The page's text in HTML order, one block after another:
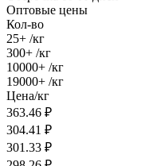
Оптовые цены
Кол-во
25+ /кг
300+ /кг
10000+ /кг
19000+ /кг
Цена/кг
363.46 ₽
304.41 ₽
301.33 ₽